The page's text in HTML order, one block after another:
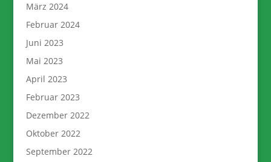
März 2024
Februar 2024
Juni 2023
Mai 2023
April 2023
Februar 2023
Dezember 2022
Oktober 2022
September 2022